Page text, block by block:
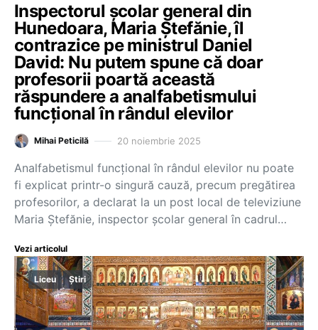
Inspectorul școlar general din
Hunedoara, Maria Ștefănie, îl
contrazice pe ministrul Daniel
David: Nu putem spune că doar
profesorii poartă această
răspundere a analfabetismului
funcțional în rândul elevilor
Mihai Peticilă 20 noiembrie 2025
Analfabetismul funcțional în rândul elevilor nu poate
fi explicat printr-o singură cauză, precum pregătirea
profesorilor, a declarat la un post local de televiziune
Maria Ștefănie, inspector școlar general în cadrul…
Vezi articolul
Liceu Știri